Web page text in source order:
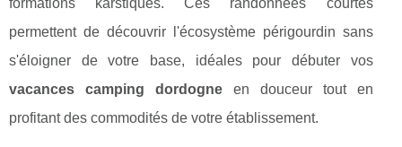
formations karstiques. Ces randonnées courtes
permettent de découvrir l'écosystème périgourdin sans
s'éloigner de votre base, idéales pour débuter vos
vacances camping dordogneen douceur tout en
profitant des commodités de votre établissement.